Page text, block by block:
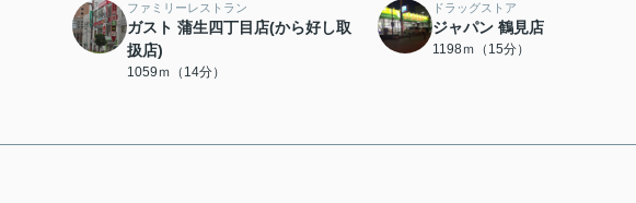
ファミリーレストラン
ガスト 蒲生四丁目店(から好し取
扱店)
1059ｍ（14分）
ドラッグストア
ジャパン 鶴見店
1198ｍ（15分）